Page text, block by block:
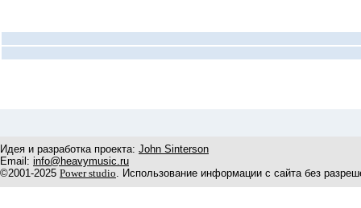
Идея и разработка проекта: John Sinterson
Email: info@heavymusic.ru
©2001-2025 Power studio. Использование информации с сайта без